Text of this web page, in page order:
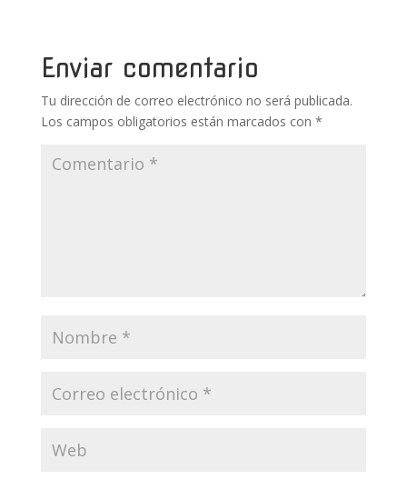
o
k p r
Enviar comentario
Tu dirección de correo electrónico no será publicada.
Los campos obligatorios están marcados con *